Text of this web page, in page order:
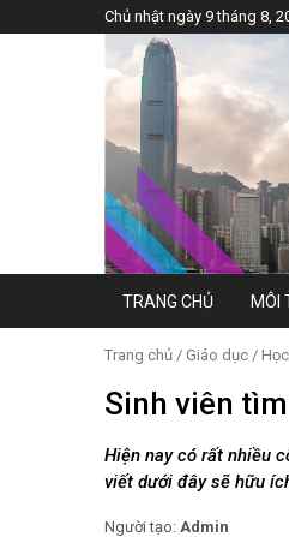
Chủ nhật ngày 9 tháng 8,
TRANG CHỦ MÔI
Trang chủ / Giáo dục /
Sinh viên
Hiện nay có rất nhiều
viết dưới đây sẽ hữu
Người tạo: Admin